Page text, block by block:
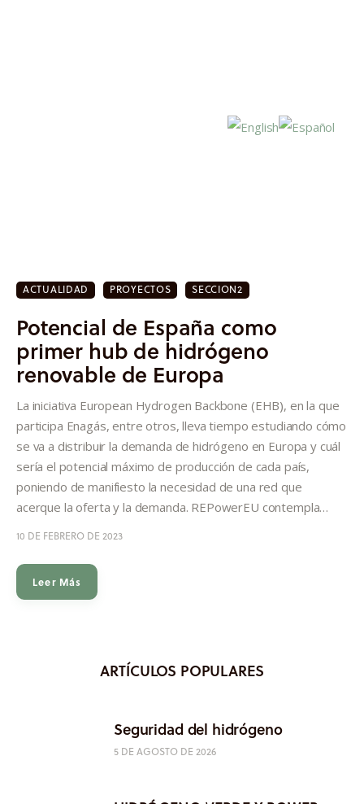
Investigación
Proyectos
Informes
Quiénes somos
ACTUALIDAD PROYECTOS SECCION2
Potencial de España como
primer hub de hidrógeno
renovable de Europa
La iniciativa European Hydrogen Backbone (EHB), en la que
participa Enagás, entre otros, lleva tiempo estudiando cómo
se va a distribuir la demanda de hidrógeno en Europa y cuál
sería el potencial máximo de producción de cada país,
poniendo de manifiesto la necesidad de una red que
acerque la oferta y la demanda. REPowerEU contempla…
10 DE FEBRERO DE 2023
Leer Más
ARTÍCULOS POPULARES
Seguridad del hidrógeno
5 DE AGOSTO DE 2026